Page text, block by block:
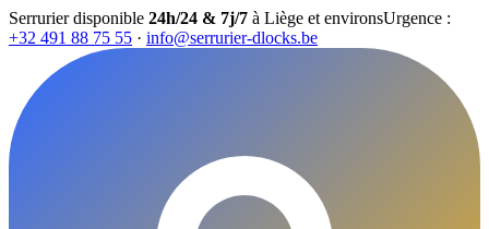
Serrurier disponible 24h/24 & 7j/7 à Liège et environsUrgence :
+32 491 88 75 55 · info@serrurier-dlocks.be